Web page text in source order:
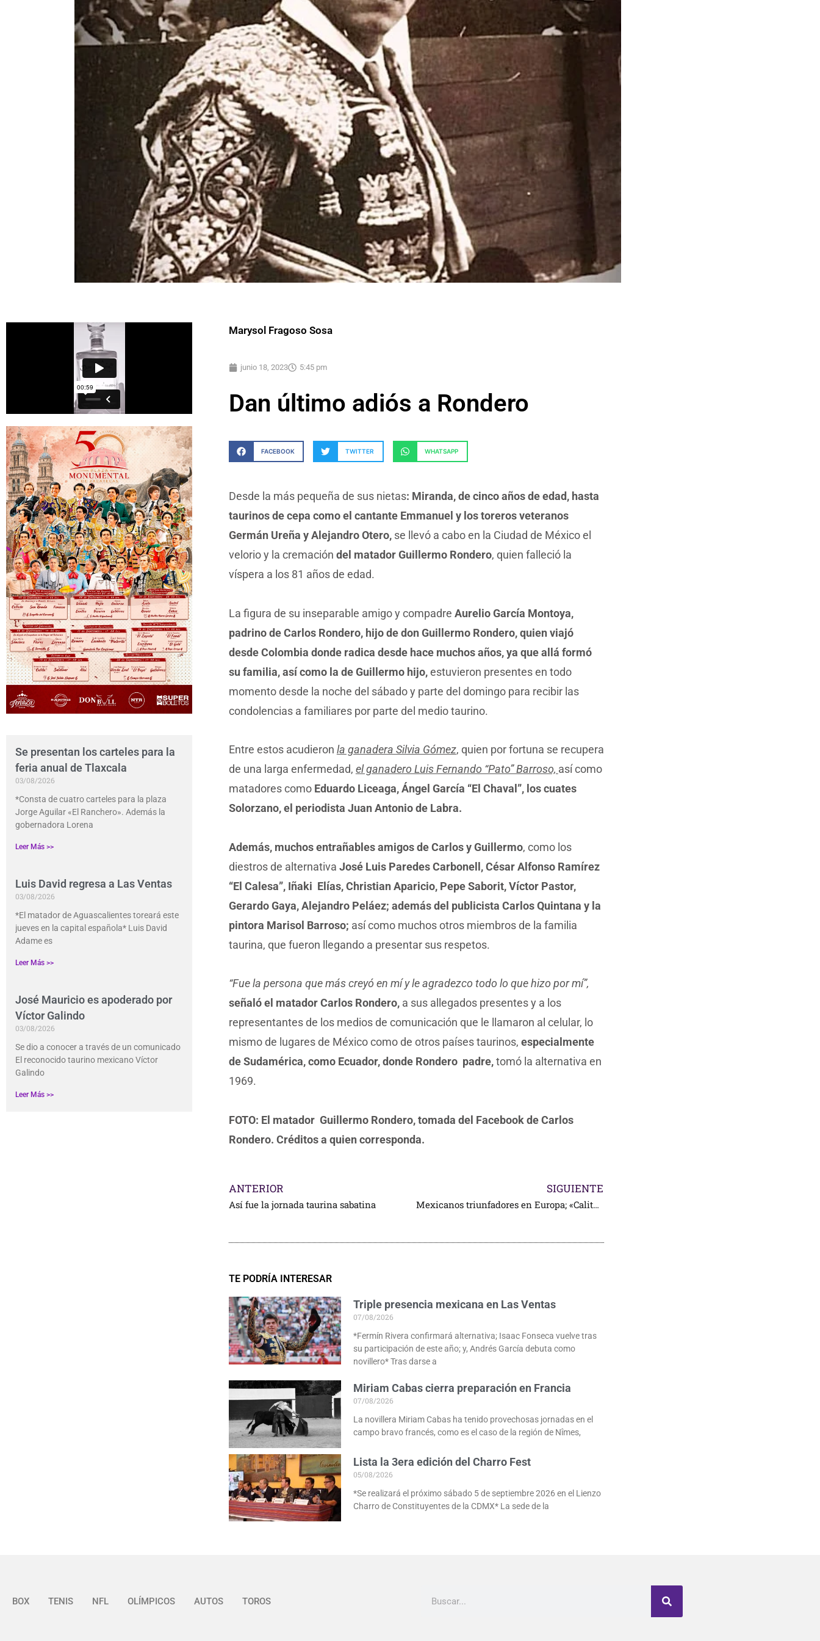
Se presentan los carteles para la
feria anual de Tlaxcala
03/08/2026
*Consta de cuatro carteles para la plaza
Jorge Aguilar «El Ranchero». Además la
gobernadora Lorena
Leer Más >>
Luis David regresa a Las Ventas
03/08/2026
*El matador de Aguascalientes toreará este
jueves en la capital española* Luis David
Adame es
Leer Más >>
José Mauricio es apoderado por
Víctor Galindo
03/08/2026
Se dio a conocer a través de un comunicado
El reconocido taurino mexicano Víctor
Galindo
Leer Más >>
Marysol Fragoso Sosa
junio 18, 2023 5:45 pm
Dan último adiós a Rondero
FACEBOOK TWITTER WHATSAPP
Desde la más pequeña de sus nietas: Miranda, de cinco años de edad, hasta
taurinos de cepa como el cantante Emmanuel y los toreros veteranos
Germán Ureña y Alejandro Otero,se llevó a cabo en la Ciudad de México el
velorio y la cremación del matador Guillermo Rondero, quien falleció la
víspera a los 81 años de edad.
La figura de su inseparable amigo y compadre Aurelio García Montoya,
padrino de Carlos Rondero, hijo de don Guillermo Rondero, quien viajó
desde Colombia donde radica desde hace muchos años, ya que allá formó
su familia, así como la de Guillermo hijo,estuvieron presentes en todo
momento desde la noche del sábado y parte del domingo para recibir las
condolencias a familiares por parte del medio taurino.
Entre estos acudieron la ganadera Silvia Gómez, quien por fortuna se recupera
de una larga enfermedad, el ganadero Luis Fernando “Pato” Barroso, así como
matadores como Eduardo Liceaga, Ángel García “El Chaval”, los cuates
Solorzano, el periodista Juan Antonio de Labra.
Además, muchos entrañables amigos de Carlos y Guillermo, como los
diestros de alternativa José Luis Paredes Carbonell, César Alfonso Ramírez
“El Calesa”, Iñaki Elías, Christian Aparicio, Pepe Saborit, Víctor Pastor,
Gerardo Gaya, Alejandro Peláez; además del publicista Carlos Quintana y la
pintora Marisol Barroso; así como muchos otros miembros de la familia
taurina, que fueron llegando a presentar sus respetos.
“Fue la persona que más creyó en mí y le agradezco todo lo que hizo por mí”,
señaló el matador Carlos Rondero,a sus allegados presentes y a los
representantes de los medios de comunicación que le llamaron al celular, lo
mismo de lugares de México como de otros países taurinos, especialmente
de Sudamérica, como Ecuador, donde Rondero padre,tomó la alternativa en
1969.
FOTO: El matador Guillermo Rondero, tomada del Facebook de Carlos
Rondero. Créditos a quien corresponda.
ANTERIOR
Así fue la jornada taurina sabatina
SIGUIENTE
Mexicanos triunfadores en Europa; «Calita» a Madrid
TE PODRÍA INTERESAR
Triple presencia mexicana en Las Ventas
07/08/2026
*Fermín Rivera confirmará alternativa; Isaac Fonseca vuelve tras
su participación de este año; y, Andrés García debuta como
novillero* Tras darse a
Miriam Cabas cierra preparación en Francia
07/08/2026
La novillera Miriam Cabas ha tenido provechosas jornadas en el
campo bravo francés, como es el caso de la región de Nîmes,
Lista la 3era edición del Charro Fest
05/08/2026
*Se realizará el próximo sábado 5 de septiembre 2026 en el Lienzo
Charro de Constituyentes de la CDMX* La sede de la
BOX TENIS NFL OLÍMPICOS AUTOS TOROS